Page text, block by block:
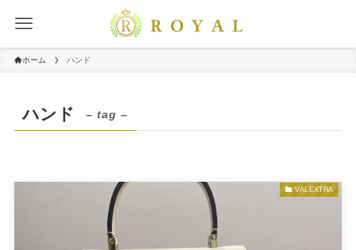
ホーム ハンド
ハンド – tag –
VALEXTRA